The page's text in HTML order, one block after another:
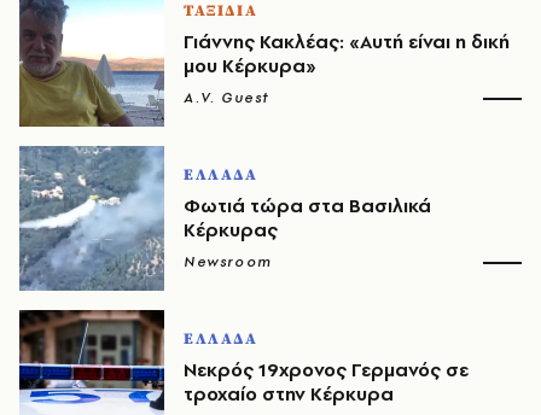
ΤΑΞΙΔΙΑ
Γιάννης Κακλέας: «Αυτή είναι η δική
μου Κέρκυρα»
A.V. Guest
ΕΛΛΑΔΑ
Φωτιά τώρα στα Βασιλικά
Κέρκυρας
Newsroom
ΕΛΛΑΔΑ
Νεκρός 19χρονος Γερμανός σε
τροχαίο στην Κέρκυρα